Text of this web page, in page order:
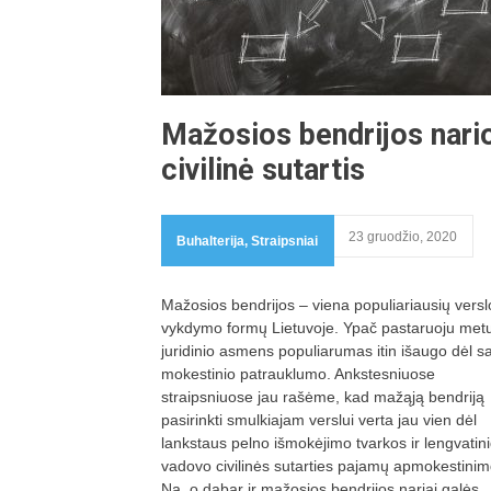
Mažosios bendrijos
civilinė sutartis
Buhalterija, Straipsniai 23 gruodžio, 2020
Mažosios bendrijos – viena populiariausių
vykdymo formų Lietuvoje. Ypač pastaruoju
juridinio asmens populiarumas itin išaugo dėl
mokestinio patrauklumo. Ankstesniuose
straipsniuose jau rašėme, kad mažąją bendriją
pasirinkti smulkiajam verslui verta jau vien dėl
lankstaus pelno išmokėjimo tvarkos ir
vadovo civilinės sutarties pajamų